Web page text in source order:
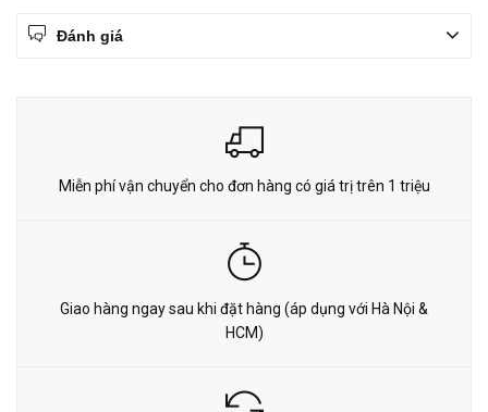
Đánh giá
Miễn phí vận chuyển cho đơn hàng có giá trị trên 1 triệu
Giao hàng ngay sau khi đặt hàng (áp dụng với Hà Nội &
HCM)